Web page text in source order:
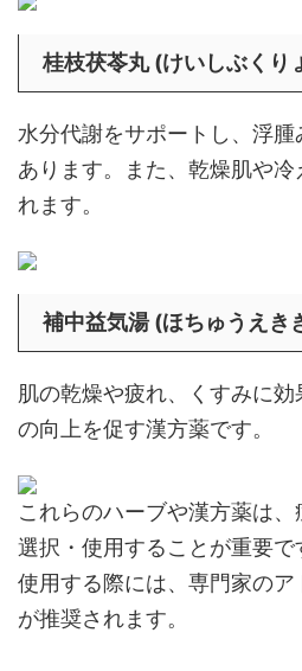
桂枝茯苓丸 (けいしぶくり
水分代謝をサポートし、浮
あります。また、乾燥肌や冷
れます。
補中益気湯 (ほちゅうえき
肌の乾燥や疲れ、くすみに
の向上を促す漢方薬です。
これらのハーブや漢方薬は
選択・使用することが重要
使用する際には、専門家のア
が推奨されます。